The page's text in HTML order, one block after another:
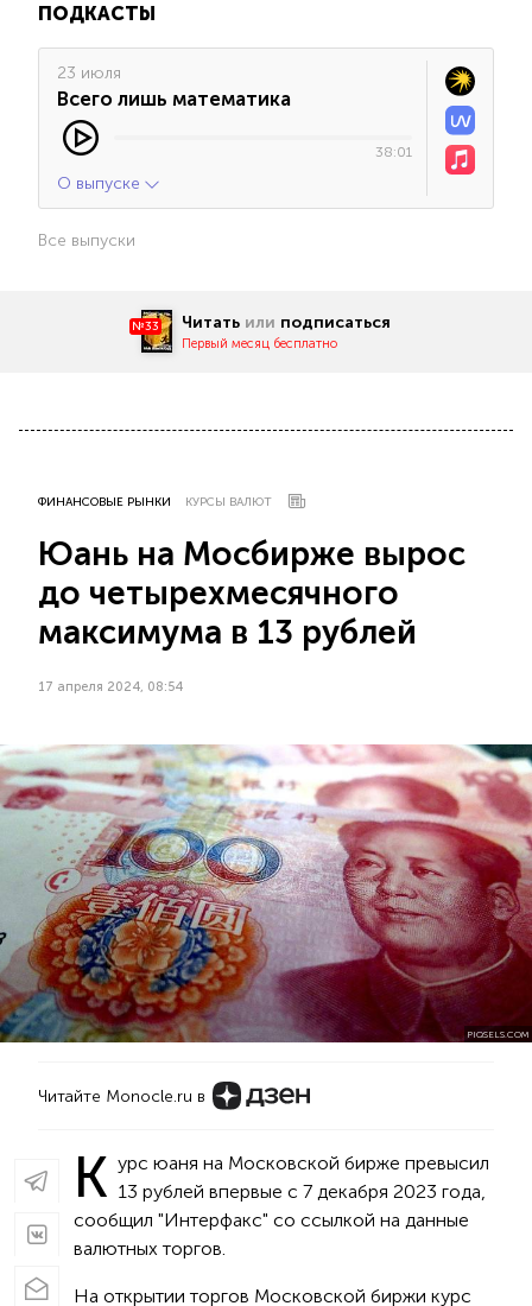
ПОДКАСТЫ
23 июля
Всего лишь математика
38:01
О выпуске
Все выпуски
№33 Читать или подписаться
Первый месяц бесплатно
ФИНАНСОВЫЕ РЫНКИ КУРСЫ ВАЛЮТ
Юань на Мосбирже вырос
до четырехмесячного
максимума в 13 рублей
17 апреля 2024, 08:54
PIQSELS.COM
Читайте Monocle.ru в
К урс юаня на Московской бирже превысил
13 рублей впервые с 7 декабря 2023 года,
сообщил "Интерфакс" со ссылкой на данные
валютных торгов.
На открытии торгов Московской биржи курс